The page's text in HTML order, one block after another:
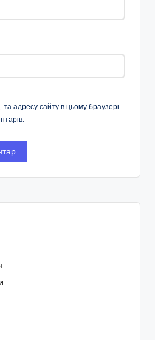
адресу сайту в цьому браузері